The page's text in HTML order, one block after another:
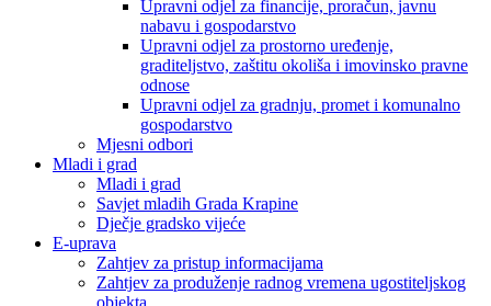
Upravni odjel za financije, proračun, javnu
nabavu i gospodarstvo
Upravni odjel za prostorno uređenje,
graditeljstvo, zaštitu okoliša i imovinsko pravne
odnose
Upravni odjel za gradnju, promet i komunalno
gospodarstvo
Mjesni odbori
Mladi i grad
Mladi i grad
Savjet mladih Grada Krapine
Dječje gradsko vijeće
E-uprava
Zahtjev za pristup informacijama
Zahtjev za produženje radnog vremena ugostiteljskog
objekta